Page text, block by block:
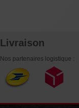
Livraison
Nos partenaires logistique :